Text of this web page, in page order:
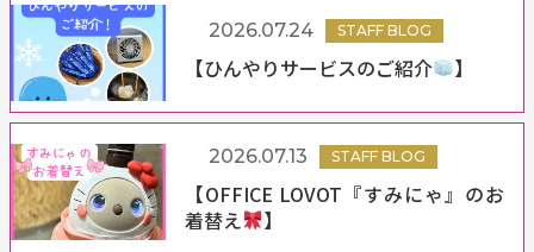
【ひんやりサービスのご紹介 】
2026.07.24 STAFF BLOG
【OFFICE LOVOT『すみにゃ』のお
着替え
】
2026.07.13 STAFF BLOG